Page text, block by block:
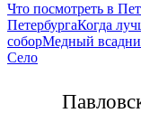
Что посмотреть в
ПетербургаКогда
соборМедный
Село